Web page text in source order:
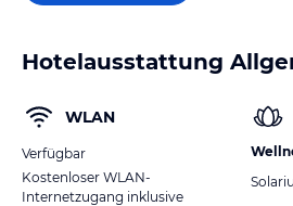
Hotelausstattung
WLAN
Verfügbar
Kostenloser WLAN-
Internetzugang inklusive